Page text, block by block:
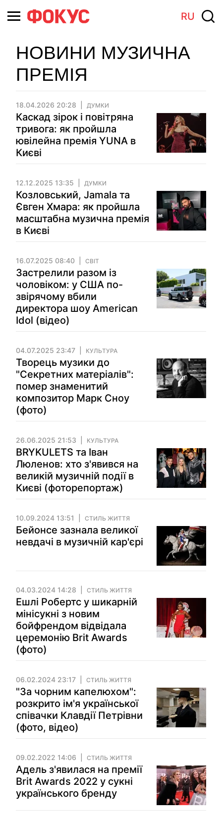
RU
НОВИНИ МУЗИЧНА
ПРЕМІЯ
18.04.2026 20:28 ДУМКИ
Каскад зірок і повітряна
тривога: як пройшла
ювілейна премія YUNA в
Києві
12.12.2025 13:35 ДУМКИ
Козловський, Jamala та
Євген Хмара: як пройшла
масштабна музична премія
в Києві
16.07.2025 08:40 СВІТ
Застрелили разом із
чоловіком: у США по-
звірячому вбили
директора шоу American
Idol (відео)
04.07.2025 23:47 КУЛЬТУРА
Творець музики до
"Секретних матеріалів":
помер знаменитий
композитор Марк Сноу
(фото)
26.06.2025 21:53 КУЛЬТУРА
BRYKULETS та Іван
Люленов: хто з'явився на
великій музичній події в
Києві (фоторепортаж)
10.09.2024 13:51 СТИЛЬ ЖИТТЯ
Бейонсе зазнала великої
невдачі в музичній кар'єрі
04.03.2024 14:28 СТИЛЬ ЖИТТЯ
Ешлі Робертс у шикарній
мінісукні з новим
бойфрендом відвідала
церемонію Brit Awards
(фото)
06.02.2024 23:17 СТИЛЬ ЖИТТЯ
"За чорним капелюхом":
розкрито ім'я української
співачки Клавдії Петрівни
(фото, відео)
09.02.2022 14:06 СТИЛЬ ЖИТТЯ
Адель з'явилася на премії
Brit Awards 2022 у сукні
українського бренду